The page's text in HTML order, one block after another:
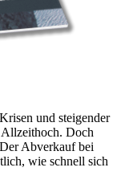
und steigender
Doch
Abverkauf bei
wie schnell sich